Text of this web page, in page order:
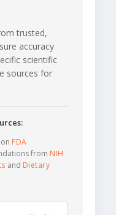
trusted,
accuracy
scientific
sources for
FDA
from NIH
and Dietary